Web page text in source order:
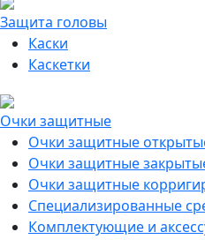
Защита головы
Каски
Каскетки
Очки защитные
Очки защитные
Очки защитные
Очки защитные
Специализированные
Комплектующие и